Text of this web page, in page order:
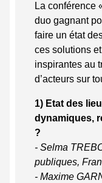
La conférence
duo gagnant
faire un état
ces solutions
inspirantes au
d’acteurs sur
1) Etat des
dynamiques,
?
- Selma
publiques,
- Maxime